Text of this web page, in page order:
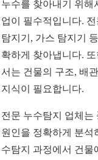
누수를 찾아내기 위해
업이 필수적입니다.
탐지기, 가스 탐지기
확하게 찾아냅니다.
서는 건물의 구조, 배
지식이 필요합니다.
전문 누수탐지 업체는
원인을 정확하게 분석
수탐지 과정에서 건물